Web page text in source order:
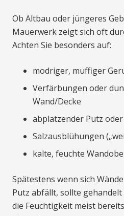
Ob Altbau oder jüngeres
Mauerwerk zeigt sich oft
Achten Sie besonders auf:
modriger, muffiger
Verfärbungen oder
Wand/Decke
abplatzender Putz
Salzausblühungen
kalte, feuchte
Spätestens wenn sich
Putz abfällt, sollte
die Feuchtigkeit meist